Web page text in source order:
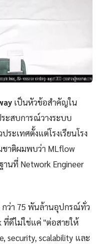
เป็นหัวข้อสำคัญใน
ระสบการณ์วางระบบ
ระเทศตั้งแต่โรงเรียนโรง
าติผมพบว่า MLflow
นที่ Network Engineer
ว่า 75 พันล้านอุปกรณ์ทั่ว
ที่ดีไม่ใช่แค่ "ต่อสายให้
security, scalability และ